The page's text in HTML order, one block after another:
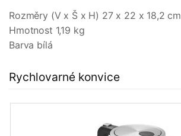
Rozměry (V x Š x H) 27 x 22 x 18,2 cm
Hmotnost 1,19 kg
Barva bílá
Rychlovarné konvice